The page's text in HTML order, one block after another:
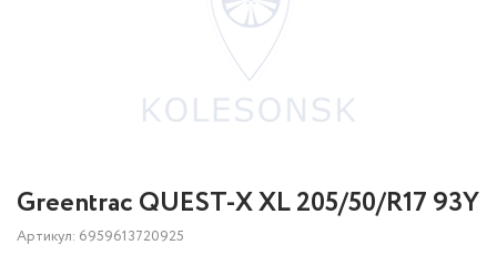
Greentrac QUEST-X XL 205/50/R17 93Y
Артикул: 6959613720925